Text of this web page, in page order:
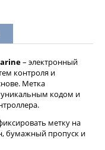
– электронный
контроля и
Метка
уникальным кодом и
метку на
бумажный пропуск и